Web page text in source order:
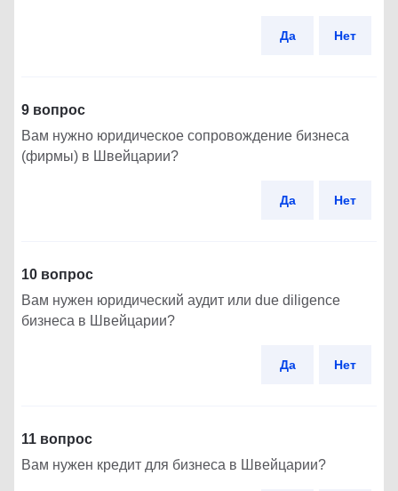
Да Нет
9 вопрос
Вам нужно юридическое сопровождение бизнеса
(фирмы) в Швейцарии?
Да Нет
10 вопрос
Вам нужен юридический аудит или due diligence
бизнеса в Швейцарии?
Да Нет
11 вопрос
Вам нужен кредит для бизнеса в Швейцарии?